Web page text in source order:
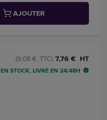
AJOUTER
7,76 € HT
(9,08 € TTC)
EN STOCK, LIVRÉ EN 24/48H